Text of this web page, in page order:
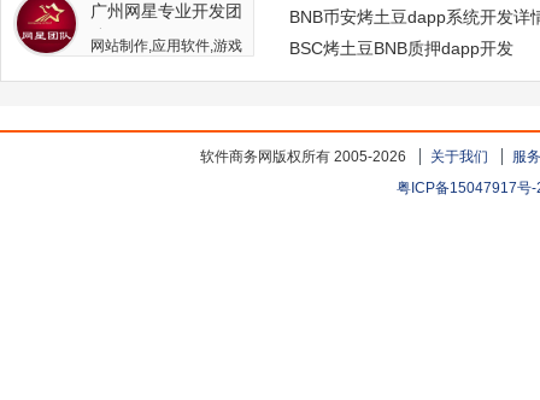
他开发与服务
广州网星专业开发团
队
网站制作,应用软件,游戏
BNB币安烤土豆dapp系统开发详
BSC烤土豆BNB质押dapp开发
软件商务网版权所有 2005-2026 关于我们
服
粤ICP备15047917号-